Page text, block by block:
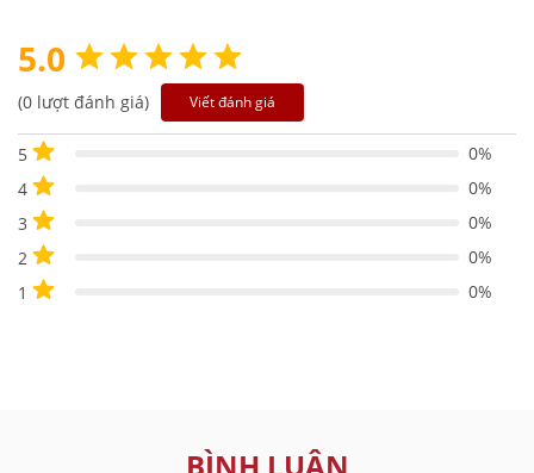
5.0
(0 lượt đánh giá) Viết đánh giá
5
0%
4
0%
3
0%
2
0%
1
0%
BÌNH LUẬN